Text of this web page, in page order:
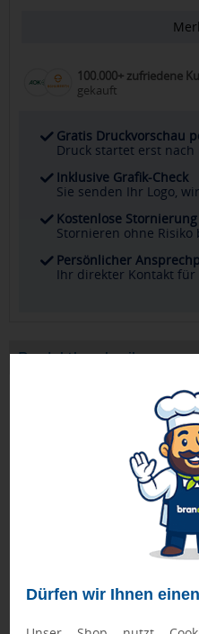
Dürfen wir Ihnen
100.000+ zufriedene
gekauft
Gratis Druckvorschau
Druck startet erst nach
Inklusive Grafik-Check
Sie senden Ihr Logo,
Kostenlose Stornierung
Stornieren ohne
Persönlicher
Ihr direkter Kontakt für
Produktbeschreibung
Das BIC® J23 Feuerzeug
elegantes Design mit hoher
Hergestellt aus technischem
Haltbarkeit und Sicherheit
stabile Flamme dank des
es zu einer zuverlässigen
Werbezwecke! Mit Ihrem
perfekt für
Aus Sicherheitsgründen
nachfüllbar.